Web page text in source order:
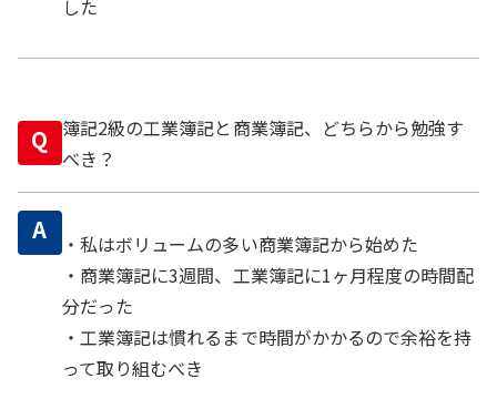
した
Q
簿記2級の工業簿記と商業簿記、どちらから勉強す
べき？
A
・私はボリュームの多い商業簿記から始めた
・商業簿記に3週間、工業簿記に1ヶ月程度の時間配
分だった
・工業簿記は慣れるまで時間がかかるので余裕を持
って取り組むべき